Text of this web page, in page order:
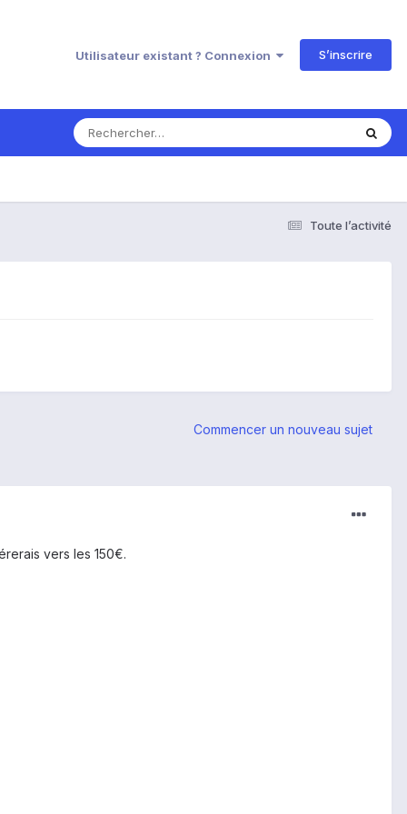
Utilisateur existant ? Connexion S’inscrire
Toute l’activité
Commencer un nouveau sujet
vers les 150€.